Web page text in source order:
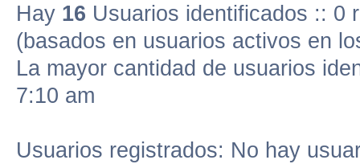
Hay 16 Usuarios identificados :: 0
(basados en usuarios activos en
La mayor cantidad de usuarios
7:10 am
Usuarios registrados: No hay